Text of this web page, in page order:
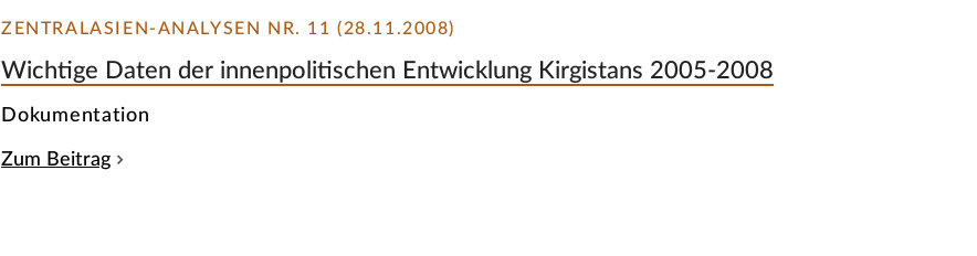
ZENTRALASIEN-ANALYSEN NR. 11 (28.11.2008)
Wichtige Daten der innenpolitischen Entwicklung Kirgistans 2005-2008
Dokumentation
Zum Beitrag